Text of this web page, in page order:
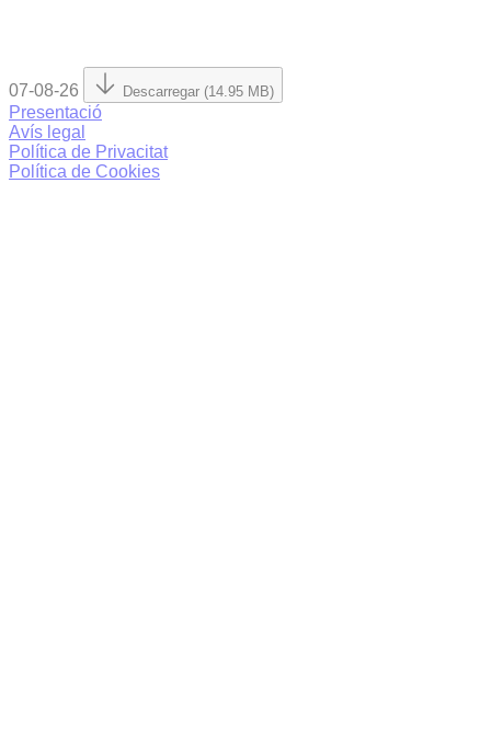
07-08-26 Descarregar (14.95 MB)
Presentació
Avís legal
Política de Privacitat
Política de Cookies